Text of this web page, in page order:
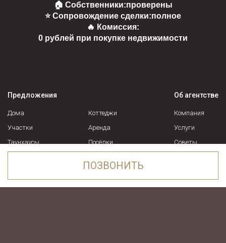
🏠 Собственники:проверены
⭐ Сопровождение сделки:полное
🔥 Комиссия:
0 рублей при покупке недвижимости
Предложения
Дома
Участки
Таунхаусы
Коттеджи
Аренда
Посёлки
Об агентстве
Компания
Услуги
Советы
ПОЗВОНИТЬ